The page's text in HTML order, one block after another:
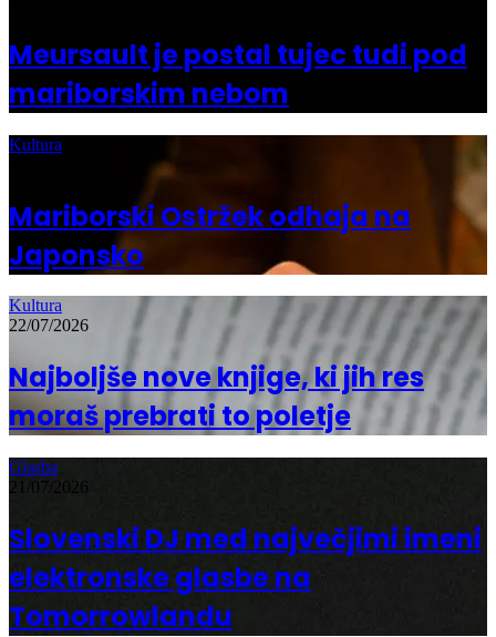
Meursault je postal tujec tudi pod
mariborskim nebom
Kultura
Mariborski Ostržek odhaja na
Japonsko
Kultura
22/07/2026
Najboljše nove knjige, ki jih res
moraš prebrati to poletje
Glasba
21/07/2026
Slovenski DJ med največjimi imeni
elektronske glasbe na
Tomorrowlandu